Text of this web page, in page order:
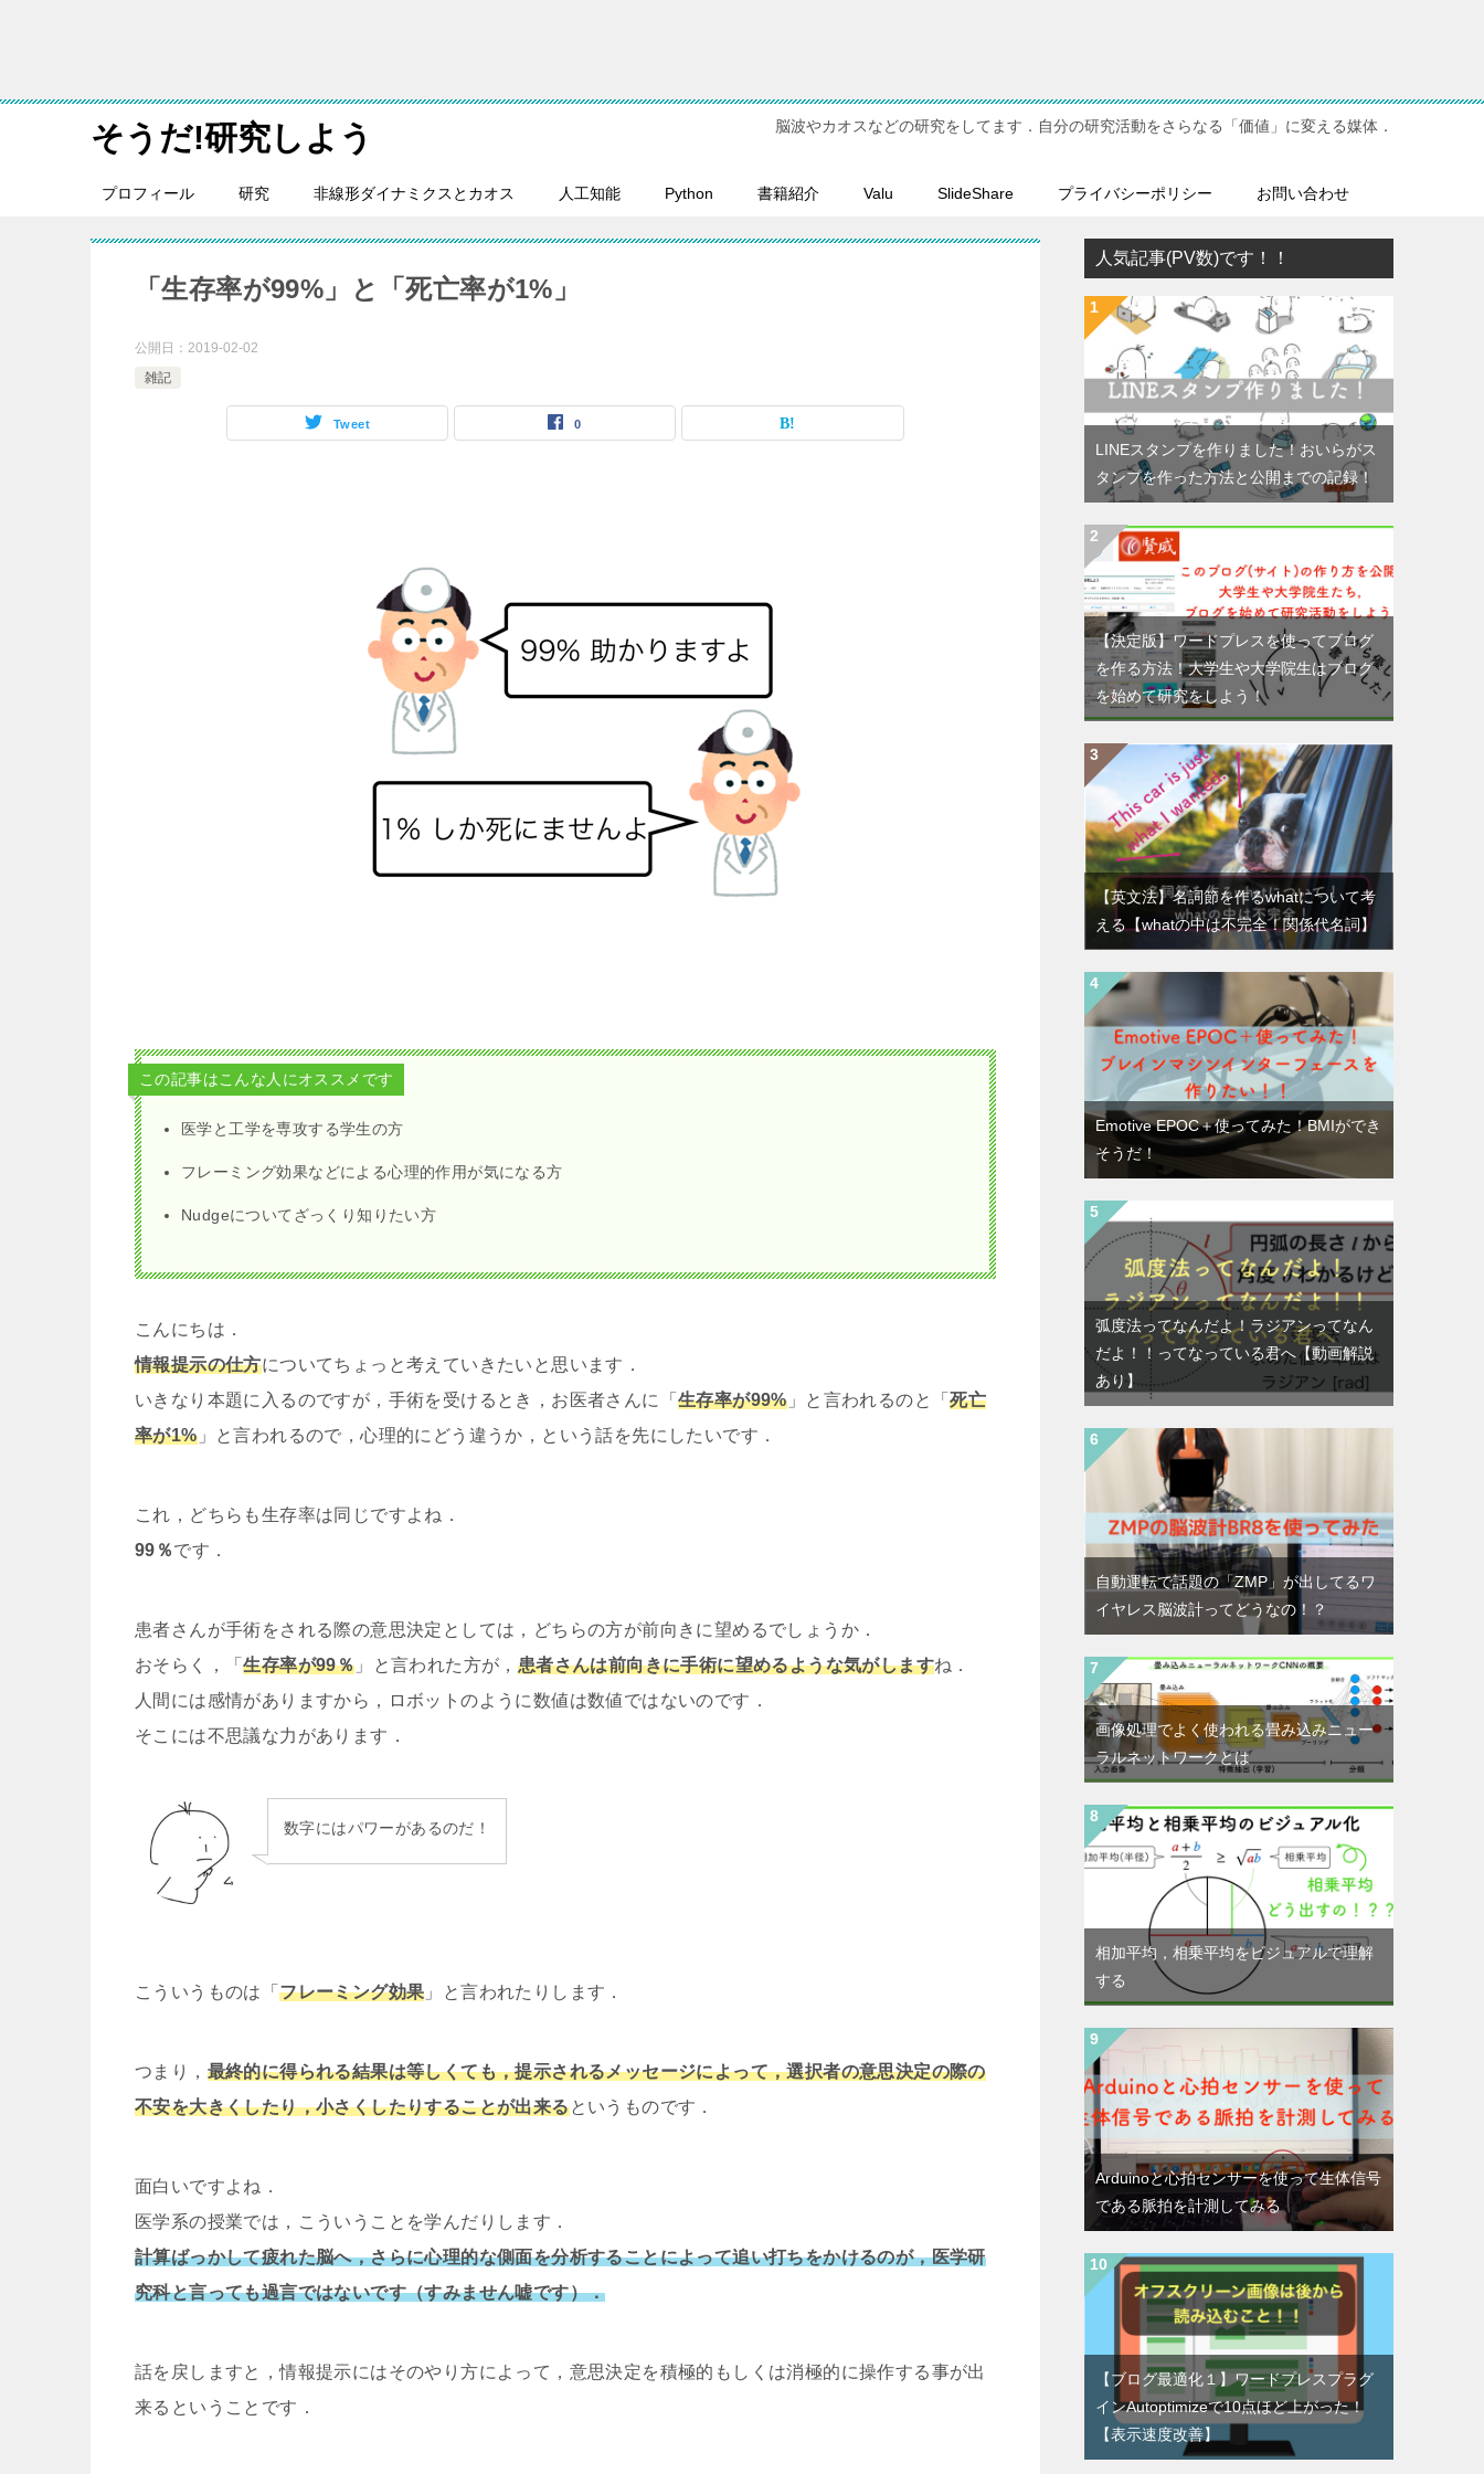
そうだ!研究しよう 脳波やカオスなどの研究をしてます．自分の研究活動をさらなる「価値」に変える媒体．
プロフィール 研究 非線形ダイナミクスとカオス 人工知能 Python 書籍紹介 Valu SlideShare プライバシーポリシー お問い合わせ
「生存率が99%」と「死亡率が1%」
公開日： 2019-02-02
雑記
Tweet 0
この記事はこんな人にオススメです
医学と工学を専攻する学生の方
フレーミング効果などによる心理的作用が気になる方
Nudgeについてざっくり知りたい方
こんにちは．
情報提示の仕方についてちょっと考えていきたいと思います．
いきなり本題に入るのですが，手術を受けるとき，お医者さんに「 生存率が99%」と言われるのと「死亡
率が1%」と言われるので，心理的にどう違うか，という話を先にしたいです．
これ，どちらも生存率は同じですよね．
99％です．
患者さんが手術をされる際の意思決定としては，どちらの方が前向きに望めるでしょうか．
おそらく，「生存率が99％ 」と言われた方が， 患者さんは前向きに手術に望めるような気がしますね．
人間には感情がありますから，ロボットのように数値は数値ではないのです．
そこには不思議な力があります．
数字にはパワーがあるのだ！
こういうものは「フレーミング効果 」と言われたりします．
つまり， 最終的に得られる結果は等しくても，提示されるメッセージによって，選択者の意思決定の際の
不安を大きくしたり，小さくしたりすることが出来るというものです．
面白いですよね．
医学系の授業では，こういうことを学んだりします．
計算ばっかして疲れた脳へ，さらに心理的な側面を分析することによって追い打ちをかけるのが，医学研
究科と言っても過言ではないです（すみません嘘です）．
話を戻しますと，情報提示にはそのやり方によって，意思決定を積極的もしくは消極的に操作する事が出
来るということです．
人気記事(PV数)です！！
LINEスタンプを作りました！おいらがス
タンプを作った方法と公開までの記録！
【決定版】ワードプレスを使ってブログ
を作る方法！大学生や大学院生はブログ
を始めて研究をしよう！
【英文法】名詞節を作るwhatについて考
える【whatの中は不完全！関係代名詞】
Emotive EPOC＋使ってみた！BMIができ
そうだ！
弧度法ってなんだよ！ラジアンってなん
だよ！！ってなっている君へ【動画解説
あり】
自動運転で話題の「ZMP」が出してるワ
イヤレス脳波計ってどうなの！？
画像処理でよく使われる畳み込みニュー
ラルネットワークとは
相加平均，相乗平均をビジュアルで理解
する
Arduinoと心拍センサーを使って生体信号
である脈拍を計測してみる
【ブログ最適化１】ワードプレスプラグ
インAutoptimizeで10点ほど上がった！
【表示速度改善】